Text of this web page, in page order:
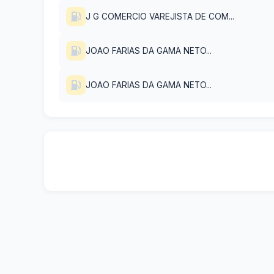
J G COMERCIO VAREJISTA DE COM...
JOAO FARIAS DA GAMA NETO...
JOAO FARIAS DA GAMA NETO...